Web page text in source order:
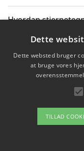
Hvordan
Bæredygtige
Om /
Dette
Dette websted bruger
at bruge vores
TILLAD